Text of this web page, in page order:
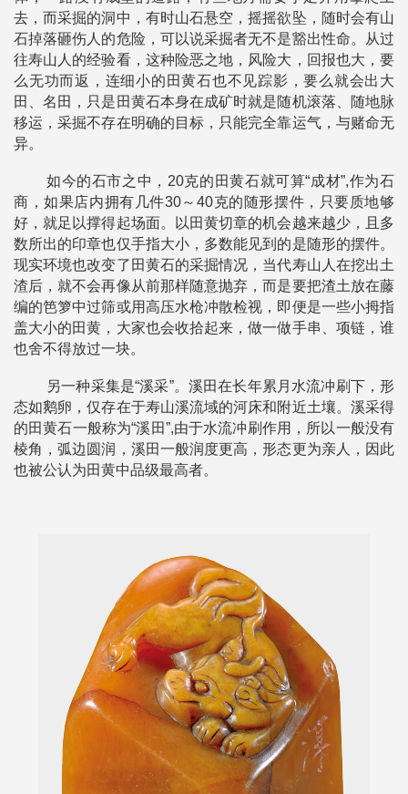
去，而采掘的洞中，有时山石悬空，摇摇欲坠，随时会有山
石掉落砸伤人的危险，可以说采掘者无不是豁出性命。从过
往寿山人的经验看，这种险恶之地，风险大，回报也大，要
么无功而返，连细小的田黄石也不见踪影，要么就会出大
田、名田，只是田黄石本身在成矿时就是随机滚落、随地脉
移运，采掘不存在明确的目标，只能完全靠运气，与赌命无
异。
如今的石市之中，20克的田黄石就可算“成材”,作为石
商，如果店内拥有几件30～40克的随形摆件，只要质地够
好，就足以撑得起场面。以田黄切章的机会越来越少，且多
数所出的印章也仅手指大小，多数能见到的是随形的摆件。
现实环境也改变了田黄石的采掘情况，当代寿山人在挖出土
渣后，就不会再像从前那样随意抛弃，而是要把渣土放在藤
编的笆箩中过筛或用高压水枪冲散检视，即便是一些小拇指
盖大小的田黄，大家也会收拾起来，做一做手串、项链，谁
也舍不得放过一块。
另一种采集是“溪采”。溪田在长年累月水流冲刷下，形
态如鹅卵，仅存在于寿山溪流域的河床和附近土壤。溪采得
的田黄石一般称为“溪田”,由于水流冲刷作用，所以一般没有
棱角，弧边圆润，溪田一般润度更高，形态更为亲人，因此
也被公认为田黄中品级最高者。